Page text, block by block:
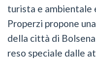
turista e ambientale
Properzi propone
della città di
reso speciale dalle